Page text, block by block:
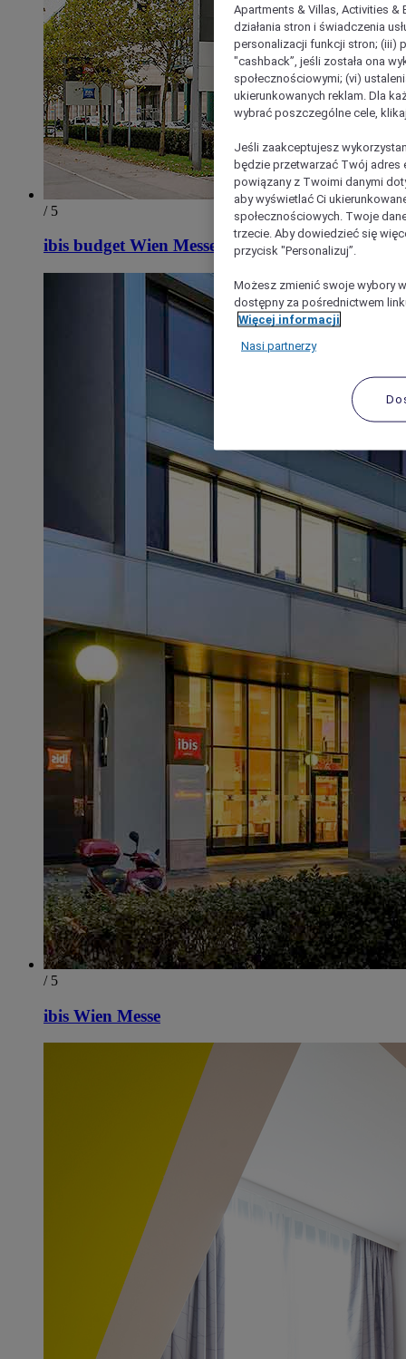
/ 5
ibis budget Wien Messe
/ 5
ibis Wien Messe
Apartments & Villas, Activities &
działania stron i świadczenia
personalizacji funkcji stron; (iii)
"cashback”, jeśli została ona
społecznościowymi; (vi)
ukierunkowanych reklam. Dla
wybrać poszczególne cele,
Jeśli zaakceptujesz
będzie przetwarzać Twój adres
powiązany z Twoimi danymi
aby wyświetlać Ci
społecznościowych. Twoje
trzecie. Aby dowiedzieć się
przycisk "Personalizuj”.
Możesz zmienić swoje wybory
dostępny za pośrednictwem
Więcej informacji
Nasi partnerzy